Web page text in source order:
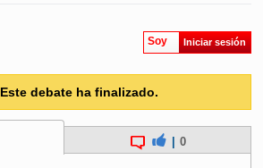
Soy Iniciar sesión
Este debate ha finalizado.
0